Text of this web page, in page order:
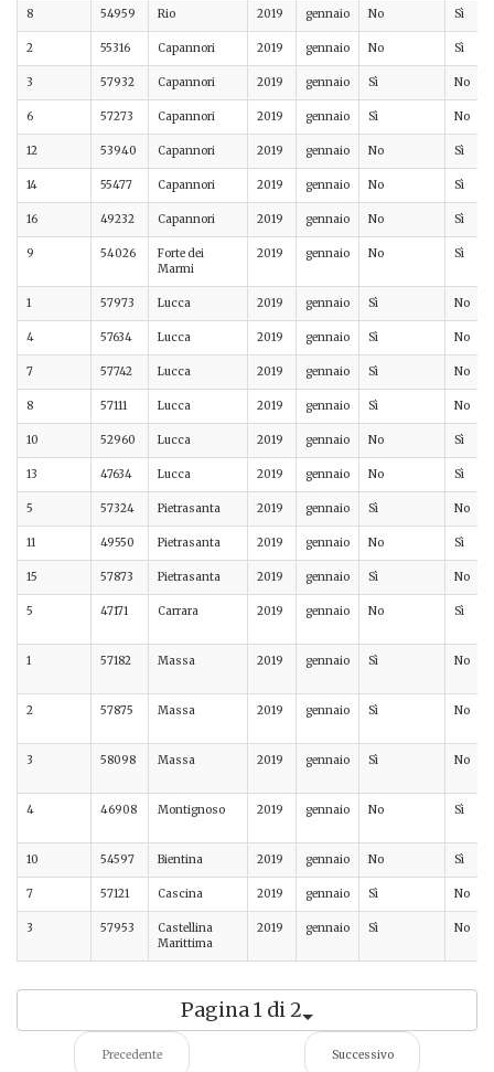
8 54959 Rio 2019 gennaio No Sì
2 55316 Capannori 2019 gennaio No Sì
3 57932 Capannori 2019 gennaio Sì No
6 57273 Capannori 2019 gennaio Sì No
12 53940 Capannori 2019 gennaio No Sì
14 55477 Capannori 2019 gennaio No Sì
16 49232 Capannori 2019 gennaio No Sì
9 54026
Forte dei
Marmi
2019 gennaio No Sì
1 57973 Lucca 2019 gennaio Sì No
4 57634 Lucca 2019 gennaio Sì No
7 57742 Lucca 2019 gennaio Sì No
8 57111 Lucca 2019 gennaio Sì No
10 52960 Lucca 2019 gennaio No Sì
13 47634 Lucca 2019 gennaio No Sì
5 57324 Pietrasanta 2019 gennaio Sì No
11 49550 Pietrasanta 2019 gennaio No Sì
15 57873 Pietrasanta 2019 gennaio Sì No
5 47171 Carrara 2019 gennaio No Sì
1 57182 Massa 2019 gennaio Sì No
2 57875 Massa 2019 gennaio Sì No
3 58098 Massa 2019 gennaio Sì No
4 46908 Montignoso 2019 gennaio No Sì
10 54597 Bientina 2019 gennaio No Sì
7 57121 Cascina 2019 gennaio Sì No
3 57953
Castellina
Marittima
2019 gennaio Sì No
Pagina 1 di 2
Precedente Successivo